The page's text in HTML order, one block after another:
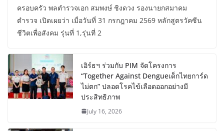
ครอบครัว พลตำรวจเอก สมพงษ์ ชิงดวง รองนายกสมาคม
ตำรวจ เปิดเผยว่า เมื่อวันที่ 31 กรกฎาคม 2569 หลักสูตรวัคซีน
ชีวิตเพื่อสังคม รุ่นที่ 1,รุ่นที่ 2
เอิร์ธฯ ร่วมกับ PIM จัดโครงการ
“Together Against Dengueเด็กไทยการ์ด
ไม่ตก” ปลอดโรคไข้เลือดออกอย่างมี
ประสิทธิภาพ
July 16, 2026